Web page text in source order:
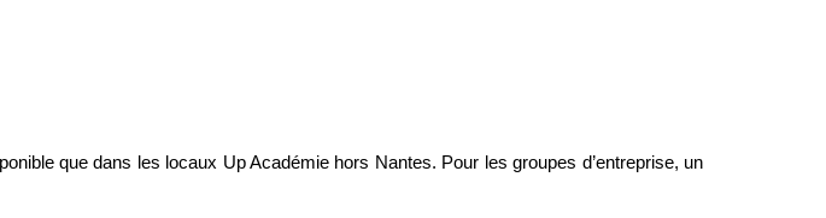
que dans les locaux Up Académie hors Nantes. Pour les groupes d’entreprise, un